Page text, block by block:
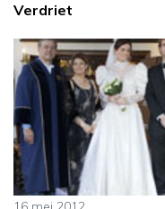
Verdriet